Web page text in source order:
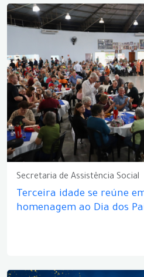
Secretaria de Assistência Social
Terceira idade se reúne
homenagem ao Dia dos